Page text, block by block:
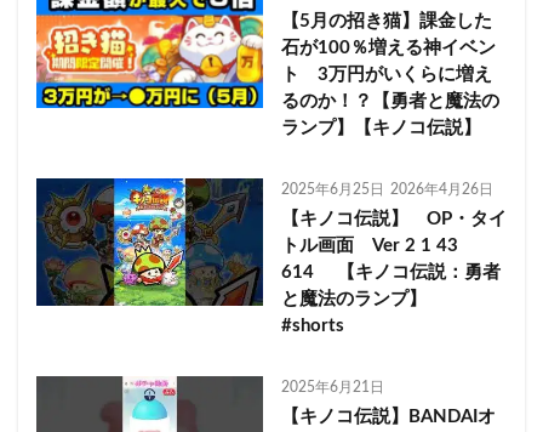
【5月の招き猫】課金した
石が100％増える神イベン
ト 3万円がいくらに増え
るのか！？【勇者と魔法の
ランプ】【キノコ伝説】
2025年6月25日 2026年4月26日
【キノコ伝説】 OP・タイ
トル画面 Ver 2 1 43
614 【キノコ伝説：勇者
と魔法のランプ】
#shorts
2025年6月21日
【キノコ伝説】BANDAIオ